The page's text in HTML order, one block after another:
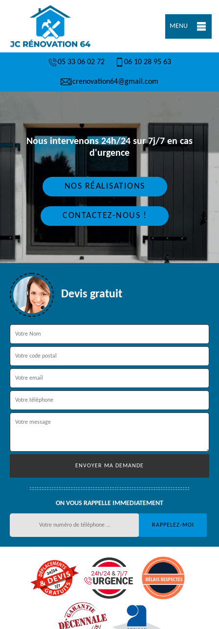
MENU
05 33 06 02 72 06 10 28 95 63
jcrenovation64@gmail.com
Nous intervenons 24h/24 sur 7j/7 en cas
d'urgence
NOS RÉALISATIONS
CONTACTEZ-NOUS !
Devis gratuit
ON VOUS RAPPELLE IMMEDIATEMENT